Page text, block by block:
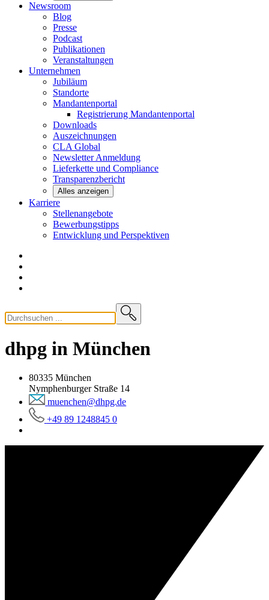
Newsroom
Blog
Presse
Podcast
Publikationen
Veranstaltungen
Unternehmen
Jubiläum
Standorte
Mandantenportal
Registrierung Mandantenportal
Downloads
Auszeichnungen
CLAGlobal
NewsletterAnmeldung
Lieferkette und Compliance
Transparenzbericht
Alles anzeigen
Karriere
Stellenangebote
Bewerbungstipps
Entwicklung und Perspektiven
dhpg in München
80335 München
Nymphenburger Straße 14
muenchen@dhpg.de
+49 89 1248845 0